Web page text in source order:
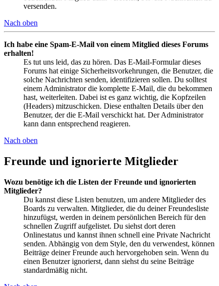
versenden.
Nach oben
Ich habe eine Spam-E-Mail von einem Mitglied dieses Forums
erhalten!
Es tut uns leid, das zu hören. Das E-Mail-Formular dieses
Forums hat einige Sicherheitsvorkehrungen, die Benutzer, die
solche Nachrichten senden, identifizieren sollen. Du solltest
einem Administrator die komplette E-Mail, die du bekommen
hast, weiterleiten. Dabei ist es ganz wichtig, die Kopfzeilen
(Headers) mitzuschicken. Diese enthalten Details über den
Benutzer, der die E-Mail verschickt hat. Der Administrator
kann dann entsprechend reagieren.
Nach oben
Freunde und ignorierte Mitglieder
Wozu benötige ich die Listen der Freunde und ignorierten
Mitglieder?
Du kannst diese Listen benutzen, um andere Mitglieder des
Boards zu verwalten. Mitglieder, die du deiner Freundesliste
hinzufügst, werden in deinem persönlichen Bereich für den
schnellen Zugriff aufgelistet. Du siehst dort deren
Onlinestatus und kannst ihnen schnell eine Private Nachricht
senden. Abhängig von dem Style, den du verwendest, können
Beiträge deiner Freunde auch hervorgehoben sein. Wenn du
einen Benutzer ignorierst, dann siehst du seine Beiträge
standardmäßig nicht.